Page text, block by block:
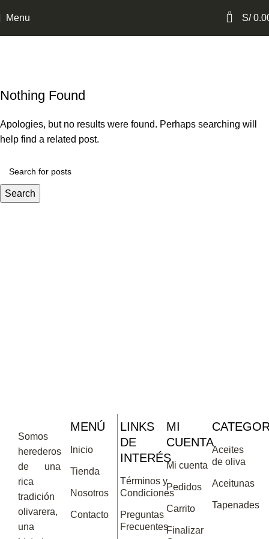
Menu 0 S/
Nothing Found
Apologies, but no results were found. Perhaps searching will
help find a related post.
Search
Somos
herederos
de una
rica
tradición
olivarera,
una
MENÚ
Inicio
Tienda
Nosotros
Contacto
LINKS
DE
INTERÉS
Términos y
Condiciones
Preguntas
Frecuentes
MI
CUENTA
Mi cuenta
Pedidos
Carrito
Finalizar
Aceites
de oliva
Aceitunas
Tapenades